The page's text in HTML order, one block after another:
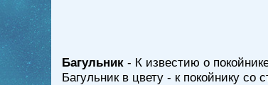
Багульник - К известию о
Багульник в цвету - к покойнику со